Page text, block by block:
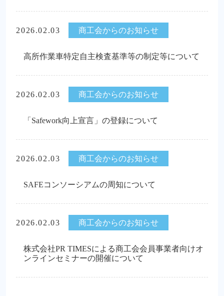
2026.02.03 商工会からのお知らせ
高所作業車特定自主検査基準等の制定等について
2026.02.03 商工会からのお知らせ
「Safework向上宣言」の登録について
2026.02.03 商工会からのお知らせ
SAFEコンソーシアムの周知について
2026.02.03 商工会からのお知らせ
株式会社PR TIMESによる商工会会員事業者向けオ
ンラインセミナーの開催について